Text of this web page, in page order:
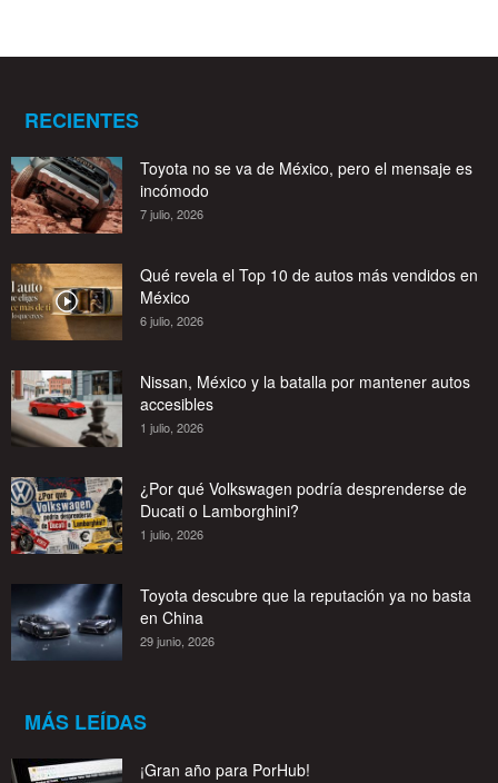
RECIENTES
Toyota no se va de México, pero el mensaje es
incómodo
7 julio, 2026
Qué revela el Top 10 de autos más vendidos en
México
6 julio, 2026
Nissan, México y la batalla por mantener autos
accesibles
1 julio, 2026
¿Por qué Volkswagen podría desprenderse de
Ducati o Lamborghini?
1 julio, 2026
Toyota descubre que la reputación ya no basta
en China
29 junio, 2026
MÁS LEÍDAS
¡Gran año para PorHub!